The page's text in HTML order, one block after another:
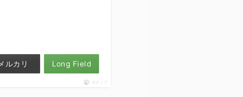
メルカリ Long Field
ポチップ